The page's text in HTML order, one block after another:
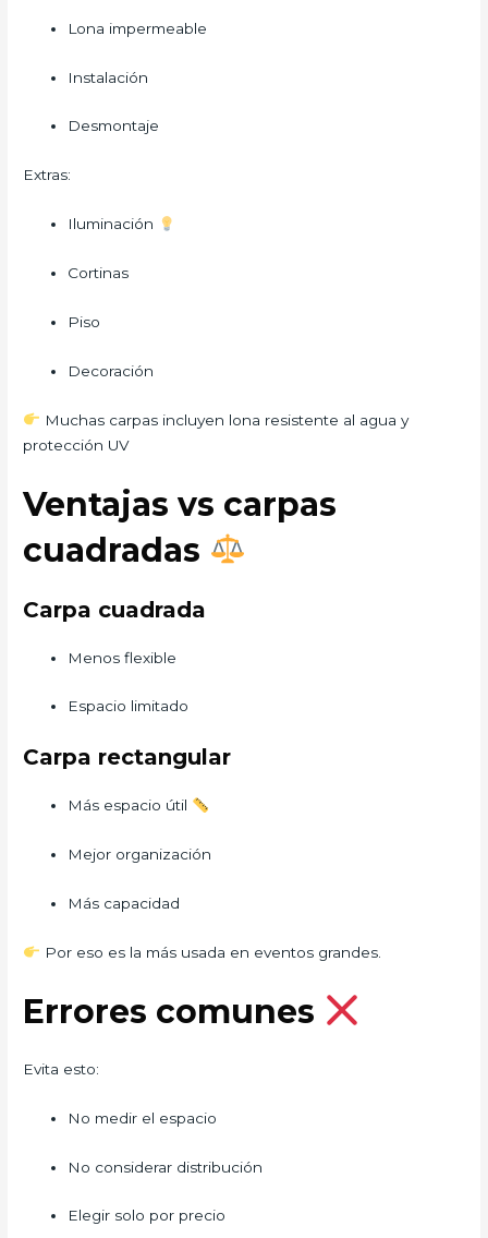
Lona impermeable
Instalación
Desmontaje
Extras:
Iluminación
Cortinas
Piso
Decoración
Muchas carpas incluyen lona resistente al agua y
protección UV
Ventajas vs carpas
cuadradas
Carpa cuadrada
Menos flexible
Espacio limitado
Carpa rectangular
Más espacio útil
Mejor organización
Más capacidad
Por eso es la más usada en eventos grandes.
Errores comunes
Evita esto:
No medir el espacio
No considerar distribución
Elegir solo por precio